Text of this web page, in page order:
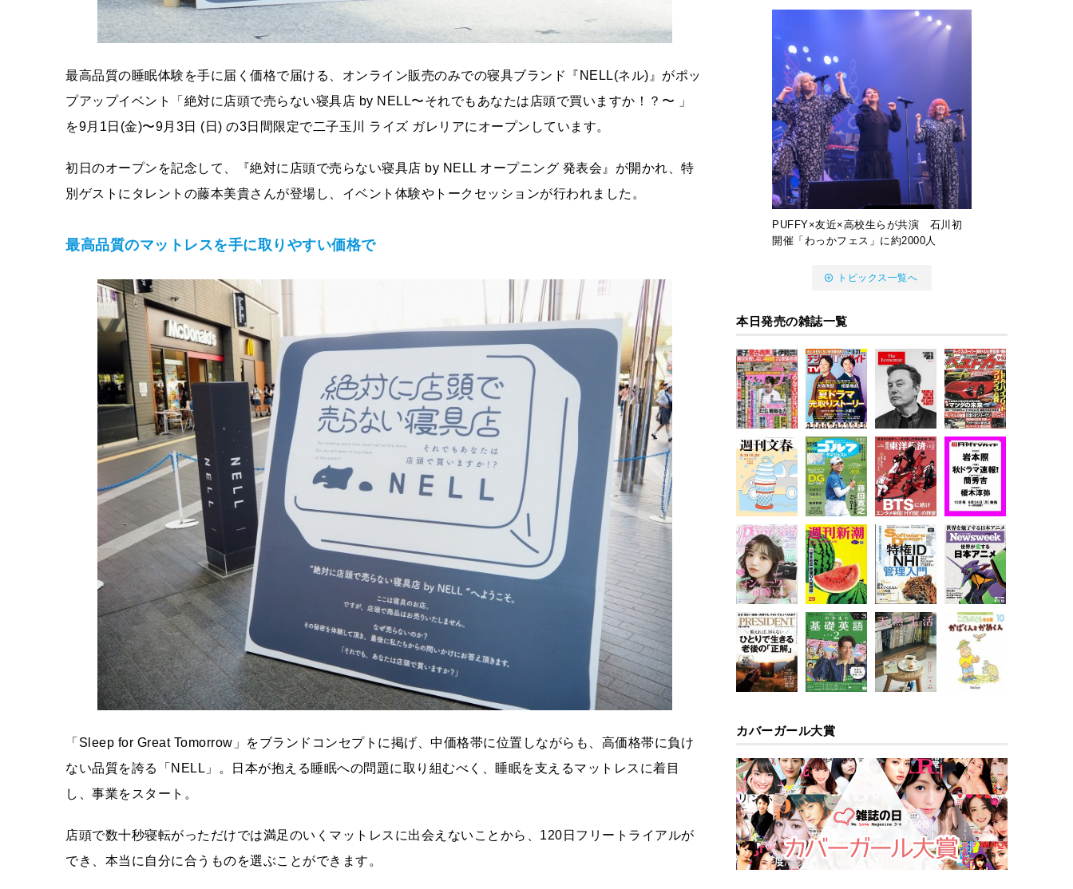
最高品質の睡眠体験を手に届く価格で届ける、オンライン販売のみでの寝具ブランド『NELL(ネル)』がポッ
プアップイベント「絶対に店頭で売らない寝具店 by NELL〜それでもあなたは店頭で買いますか！？〜 」
を9月1日(金)〜9月3日 (日) の3日間限定で二子玉川 ライズ ガレリアにオープンしています。
初日のオープンを記念して、『絶対に店頭で売らない寝具店 by NELL オープニング 発表会』が開かれ、特
別ゲストにタレントの藤本美貴さんが登場し、イベント体験やトークセッションが行われました。
最高品質のマットレスを手に取りやすい価格で
「Sleep for Great Tomorrow」をブランドコンセプトに掲げ、中価格帯に位置しながらも、高価格帯に負け
ない品質を誇る「NELL」。日本が抱える睡眠への問題に取り組むべく、睡眠を支えるマットレスに着目
し、事業をスタート。
店頭で数十秒寝転がっただけでは満足のいくマットレスに出会えないことから、120日フリートライアルが
でき、本当に自分に合うものを選ぶことができます。
PUFFY×友近×高校生らが共演 石川初
開催「わっかフェス」に約2000人
トピックス一覧へ
本日発売の雑誌一覧
カバーガール大賞